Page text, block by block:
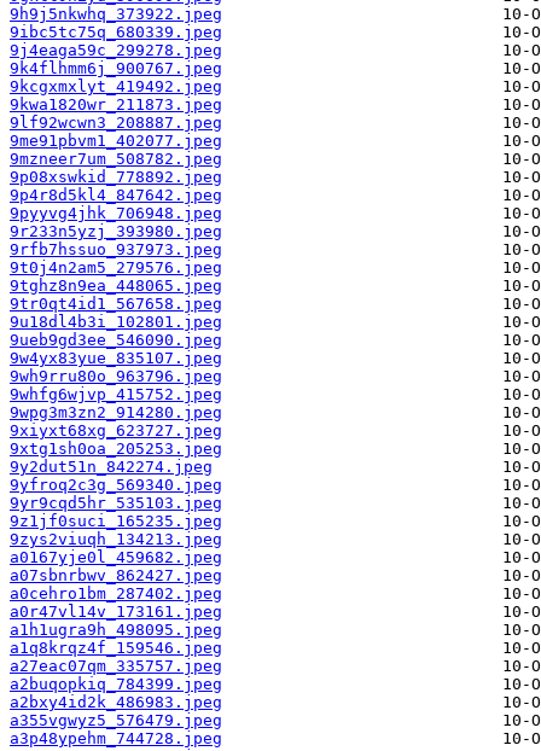
9h9j5nkwhq_373922.jpeg
9ibc5tc75q_680339.jpeg
9j4eaga59c_299278.jpeg
9k4flhmm6j_900767.jpeg
9kcgxmxlyt_419492.jpeg
9kwa1820wr_211873.jpeg
9lf92wcwn3_208887.jpeg
9me91pbvm1_402077.jpeg
9mzneer7um_508782.jpeg
9p08xswkid_778892.jpeg
9p4r8d5kl4_847642.jpeg
9pyyvg4jhk_706948.jpeg
9r233n5yzj_393980.jpeg
9rfb7hssuo_937973.jpeg
9t0j4n2am5_279576.jpeg
9tghz8n9ea_448065.jpeg
9tr0qt4id1_567658.jpeg
9u18dl4b3i_102801.jpeg
9ueb9gd3ee_546090.jpeg
9w4yx83yue_835107.jpeg
9wh9rru80o_963796.jpeg
9whfg6wjvp_415752.jpeg
9wpg3m3zn2_914280.jpeg
9xiyxt68xg_623727.jpeg
9xtg1sh0oa_205253.jpeg
9y2dut51n_842274.jpeg
9yfroq2c3g_569340.jpeg
9yr9cqd5hr_535103.jpeg
9z1jf0suci_165235.jpeg
9zys2viuqh_134213.jpeg
a0167yje0l_459682.jpeg
a07sbnrbwv_862427.jpeg
a0cehro1bm_287402.jpeg
a0r47vl14v_173161.jpeg
a1h1ugra9h_498095.jpeg
a1q8krqz4f_159546.jpeg
a27eac07qm_335757.jpeg
a2buqopkiq_784399.jpeg
a2bxy4id2k_486983.jpeg
a355vgwyz5_576479.jpeg
a3p48ypehm_744728.jpeg